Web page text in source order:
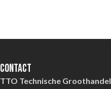
Contact
TTO Technische Groothandel